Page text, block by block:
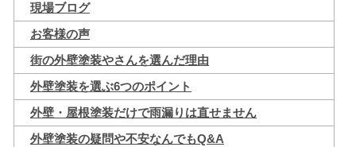
現場ブログ
お客様の声
街の外壁塗装やさんを選んだ理由
外壁塗装を選ぶ6つのポイント
外壁・屋根塗装だけで雨漏りは直せません
外壁塗装の疑問や不安なんでもQ&A